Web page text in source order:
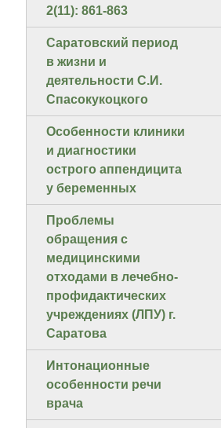
2(11): 861-863
Саратовский период
в жизни и
деятельности С.И.
Спасокукоцкого
Особенности клиники
и диагностики
острого аппендицита
у беременных
Проблемы
обращения с
медицинскими
отходами в лечебно-
профидактических
учреждениях (ЛПУ) г.
Саратова
Интонационные
особенности речи
врача